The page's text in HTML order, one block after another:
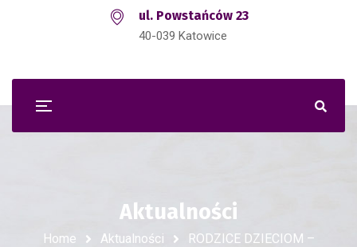
ul. Powstańców 23
40-039 Katowice
Aktualności
Home Aktualności
RODZICE DZIECIOM –